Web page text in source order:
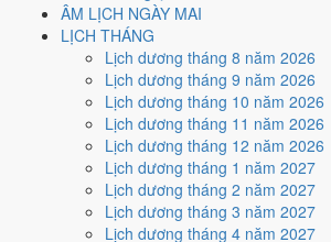
ÂM LỊCH NGÀY MAI
LỊCH THÁNG
Lịch dương tháng 8 năm 2026
Lịch dương tháng 9 năm 2026
Lịch dương tháng 10 năm 2026
Lịch dương tháng 11 năm 2026
Lịch dương tháng 12 năm 2026
Lịch dương tháng 1 năm 2027
Lịch dương tháng 2 năm 2027
Lịch dương tháng 3 năm 2027
Lịch dương tháng 4 năm 2027
Xem ngày24/6/
lịch - Ngày 10/5
Tỵ) tốt hay xấu?
Ngày 24/6/2026 dương lịch (Thứ Tư) là
Kỷ Tỵ- Chi sinh Can, Trực Bế, Sao
Mộc. Tổng hòa, đây làNgày Đại Hungvới
các việc quan trọng. Giờ Hoàng Đạo trong ngày: